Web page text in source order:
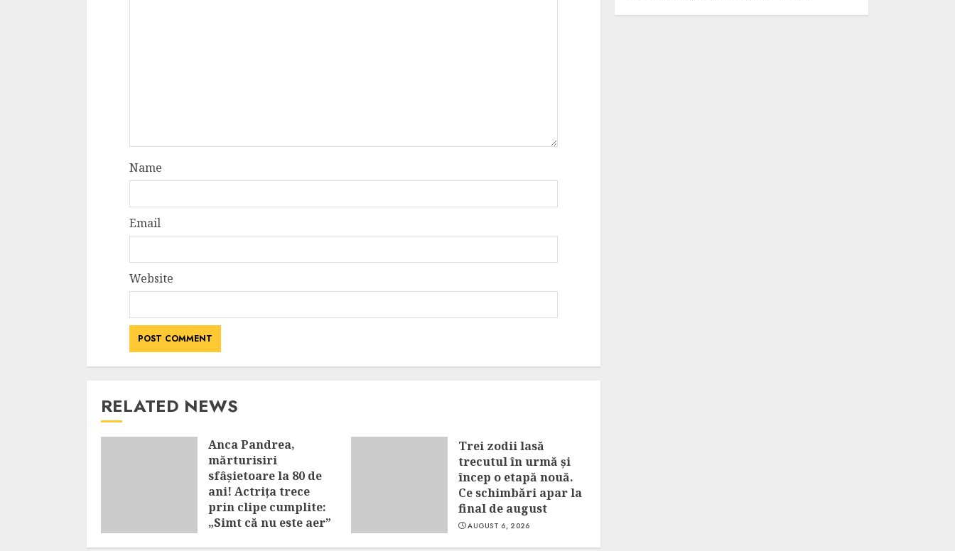
Name
Email
Website
RELATED NEWS
Anca Pandrea,
mărturisiri
sfâșietoare la 80 de
ani! Actrița trece
prin clipe cumplite:
„Simt că nu este aer”
Trei zodii lasă
trecutul în urmă și
încep o etapă nouă.
Ce schimbări apar la
final de august
AUGUST 6, 2026